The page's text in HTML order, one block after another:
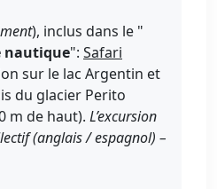
), inclus dans le "
nautique": Safari
sur le lac Argentin et
du glacier Perito
m de haut). L’excursion
(anglais / espagnol) –